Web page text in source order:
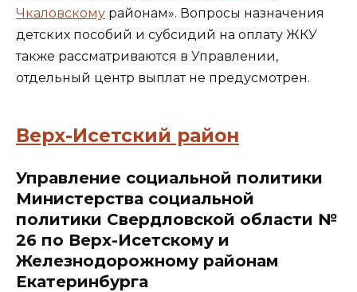
Чкаловскому районам». Вопросы назначения
детских пособий и субсидий на оплату ЖКУ
также рассматриваются в Управлении,
отдельный центр выплат не предусмотрен.
Верх-Исетский район
Управление социальной политики
Министерства социальной
политики Свердловской области №
26 по Верх-Исетскому и
Железнодорожному районам
Екатеринбурга